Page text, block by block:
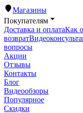
Магазины
Покупателям
Доставка и оплатаКак
возврат
вопросы
Акции
Отзывы
Контакты
Блог
Видеообзоры
Популярное
Скидки